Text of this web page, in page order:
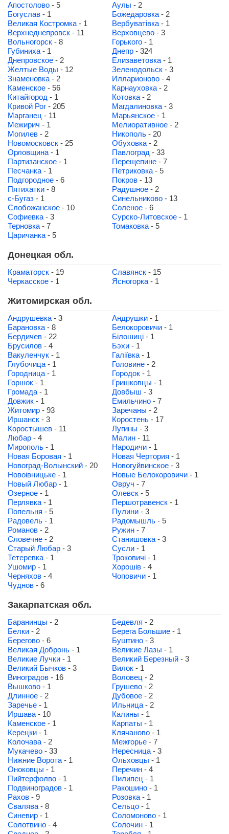
Апостолово - 5 Аулы - 2
Богуслав - 1 Божедаровка - 2
Великая Костромка - 1 Вербуватівка - 1
Верхнеднепровск - 11 Верховцево - 3
Вольногорск - 8 Горького - 1
Губиниха - 1 Днепр - 324
Днепровское - 2 Елизаветовка - 1
Желтые Воды - 12 Зеленодольск - 3
Знаменовка - 2 Илларионово - 4
Каменское - 56 Карнауховка - 2
Китайгород - 1 Котовка - 2
Кривой Рог - 205 Магдалиновка - 3
Марганец - 11 Марьянское - 1
Межирич - 1 Мелиоративное - 2
Могилев - 2 Никополь - 20
Новомосковск - 25 Обуховка - 2
Орловщина - 1 Павлоград - 33
Партизанское - 1 Перещепине - 7
Песчанка - 1 Петриковка - 5
Подгородное - 6 Покров - 13
Пятихатки - 8 Радушное - 2
с-Бугаз - 1 Синельниково - 13
Слобожанское - 10 Соленое - 6
Софиевка - 3 Сурско-Литовское - 1
Терновка - 7 Томаковка - 5
Царичанка - 5
Донецкая обл.
Краматорск - 19 Славянск - 15
Черкасское - 1 Ясногорка - 1
Житомирская обл.
Андрушевка - 3 Андрушки - 1
Барановка - 8 Белокоровичи - 1
Бердичев - 22 Білошиці - 1
Брусилов - 4 Бэхи - 1
Вакуленчук - 1 Галіївка - 1
Глубочица - 1 Головине - 2
Городница - 1 Городок - 1
Горшок - 1 Гришковцы - 1
Громада - 1 Довбыш - 3
Довжик - 1 Емильчино - 7
Житомир - 93 Заречаны - 2
Иршанск - 3 Коростень - 17
Коростышев - 11 Лугины - 3
Любар - 4 Малин - 11
Мирополь - 1 Народичи - 1
Новая Боровая - 1 Новая Чертория - 1
Новоград-Волынский - 20 Новогуйвинское - 3
Новоівницьке - 1 Новые Белокоровичи - 1
Новый Любар - 1 Овруч - 7
Озерное - 1 Олевск - 5
Перлявка - 1 Першотравенск - 1
Попельня - 5 Пулини - 3
Радовель - 1 Радомышль - 5
Романов - 2 Ружин - 7
Словечне - 2 Станишовка - 3
Старый Любар - 3 Сусли - 1
Тетеревка - 1 Троковичі - 1
Ушомир - 1 Хорошів - 4
Черняхов - 4 Чоповичи - 1
Чуднов - 6
Закарпатская обл.
Баранинцы - 2 Бедевля - 2
Белки - 2 Берега Большие - 1
Берегово - 6 Буштино - 3
Великая Добронь - 1 Великие Лазы - 1
Великие Лучки - 1 Великий Березный - 3
Великий Бычков - 3 Вилок - 1
Виноградов - 16 Воловец - 2
Вышково - 1 Грушево - 2
Длинное - 2 Дубовое - 2
Заречье - 1 Ильница - 2
Иршава - 10 Калины - 1
Каменское - 1 Карпаты - 1
Керецки - 1 Клячаново - 1
Колочава - 2 Межгорье - 7
Мукачево - 33 Нересница - 3
Нижние Ворота - 1 Ольховцы - 1
Оноковцы - 1 Перечин - 4
Пийтерфолво - 1 Пилипец - 1
Подвиноградов - 1 Ракошино - 1
Рахов - 9 Розовка - 1
Свалява - 8 Сельцо - 1
Синевир - 1 Соломоново - 1
Солотвино - 4 Солочин - 1